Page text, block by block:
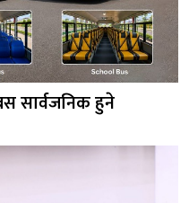
सार्वजनिक हुने